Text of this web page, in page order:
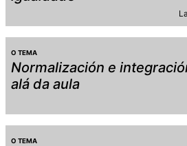
O TEMA
Normalización e
alá da aula
O TEMA